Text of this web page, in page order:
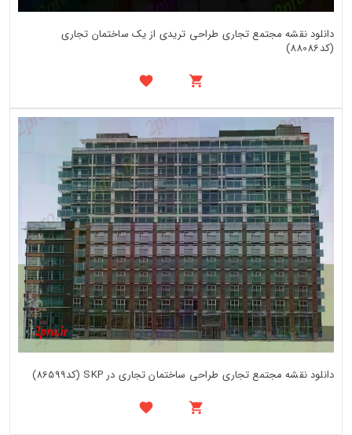
دانلود نقشه مجتمع تجاری طراحی تریدی از یک ساختمان تجاری
(کد88086)
دانلود نقشه مجتمع تجاری طراحی ساختمان تجاری در SKP (کد86599)